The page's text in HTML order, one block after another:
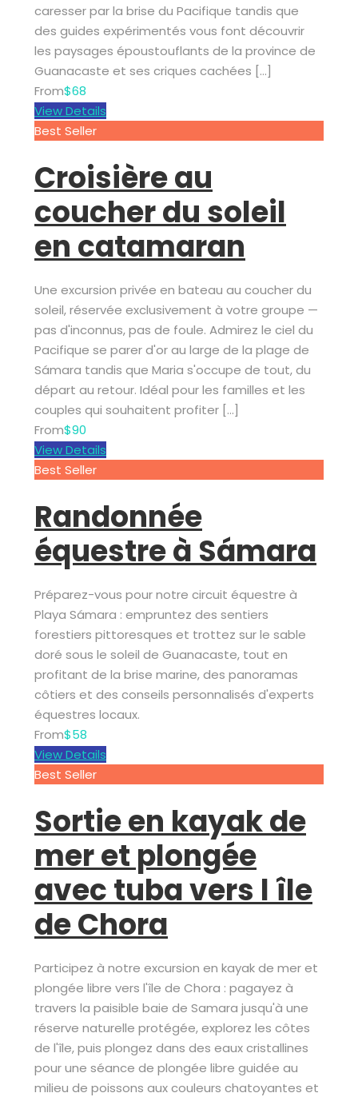
caresser par la brise du Pacifique tandis que
des guides expérimentés vous font découvrir
les paysages époustouflants de la province de
Guanacaste et ses criques cachées […]
From$68
View Details
Best Seller
Croisière au
coucher du soleil
en catamaran
Une excursion privée en bateau au coucher du
soleil, réservée exclusivement à votre groupe —
pas d'inconnus, pas de foule. Admirez le ciel du
Pacifique se parer d'or au large de la plage de
Sámara tandis que Maria s'occupe de tout, du
départ au retour. Idéal pour les familles et les
couples qui souhaitent profiter […]
From$90
View Details
Best Seller
Randonnée
équestre à Sámara
Préparez-vous pour notre circuit équestre à
Playa Sámara : empruntez des sentiers
forestiers pittoresques et trottez sur le sable
doré sous le soleil de Guanacaste, tout en
profitant de la brise marine, des panoramas
côtiers et des conseils personnalisés d'experts
équestres locaux.
From$58
View Details
Best Seller
Sortie en kayak de
mer et plongée
avec tuba vers l île
de Chora
Participez à notre excursion en kayak de mer et
plongée libre vers l'île de Chora : pagayez à
travers la paisible baie de Samara jusqu'à une
réserve naturelle protégée, explorez les côtes
de l'île, puis plongez dans des eaux cristallines
pour une séance de plongée libre guidée au
milieu de poissons aux couleurs chatoyantes et